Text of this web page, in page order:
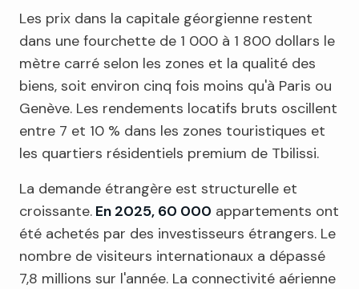
Les prix dans la capitale géorgienne restent
dans une fourchette de 1 000 à 1 800 dollars le
mètre carré selon les zones et la qualité des
biens, soit environ cinq fois moins qu'à Paris ou
Genève. Les rendements locatifs bruts oscillent
entre 7 et 10 % dans les zones touristiques et
les quartiers résidentiels premium de Tbilissi.
La demande étrangère est structurelle et
croissante. En 2025, 60 000 appartements ont
été achetés par des investisseurs étrangers. Le
nombre de visiteurs internationaux a dépassé
7,8 millions sur l'année. La connectivité aérienne